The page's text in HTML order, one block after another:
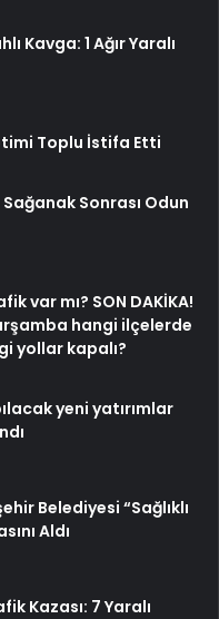
Kavga: 1 Ağır Yaralı
Toplu İstifa Etti
Sonrası Odun
var mı? SON DAKİKA!
hangi ilçelerde
yollar kapalı?
yeni yatırımlar
Belediyesi “Sağlıklı
Aldı
Kazası: 7 Yaralı